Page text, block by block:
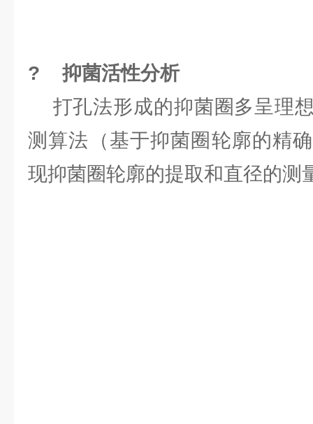
? 抑菌活性分析
打孔法形成的抑菌圈多呈理
测算法（基于抑菌圈轮廓的精
现抑菌圈轮廓的提取和直径的测